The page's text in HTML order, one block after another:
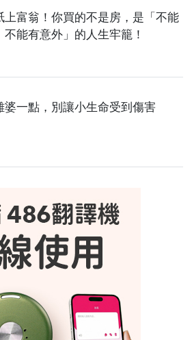
上富翁！你買的不是房，是「不能
不能有意外」的人生牢籠！
婆一點，別讓小生命受到傷害